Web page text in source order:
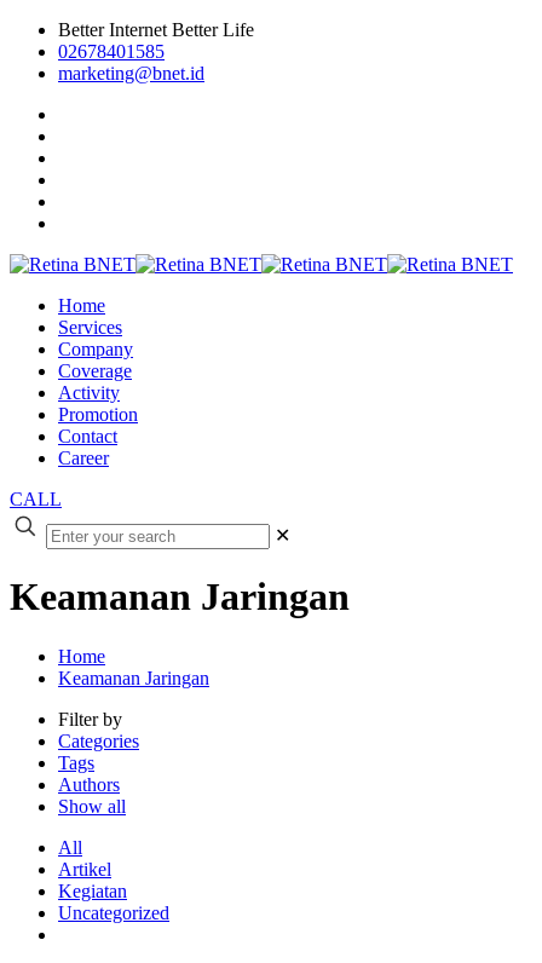
Better Internet Better Life
02678401585
marketing@bnet.id
Home
Services
Company
Coverage
Activity
Promotion
Contact
Career
CALL
✕
Keamanan Jaringan
Home
Keamanan Jaringan
Filter by
Categories
Tags
Authors
Show all
All
Artikel
Kegiatan
Uncategorized